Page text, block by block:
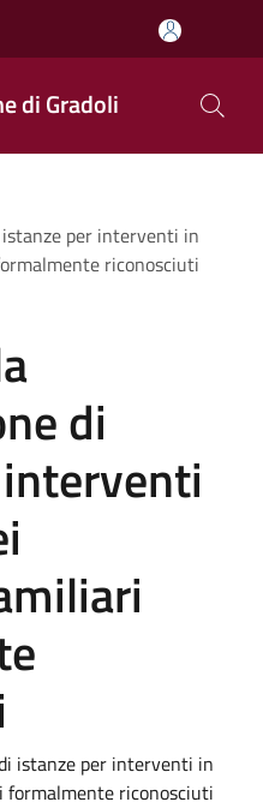
di Gradoli
per interventi in
riconosciuti
di
istanze per interventi in
formalmente riconosciuti